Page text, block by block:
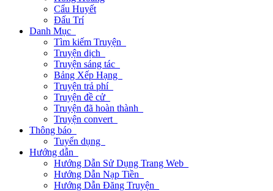
Cẩu Huyết
Đấu Trí
Danh Mục
Tìm kiếm Truyện
Truyện dịch
Truyện sáng tác
Bảng Xếp Hạng
Truyện trả phí
Truyện đề cử
Truyện đã hoàn thành
Truyện convert
Thông báo
Tuyển dụng
Hướng dẫn
Hướng Dẫn Sử Dụng Trang Web
Hướng Dẫn Nạp Tiền
Hướng Dẫn Đăng Truyện